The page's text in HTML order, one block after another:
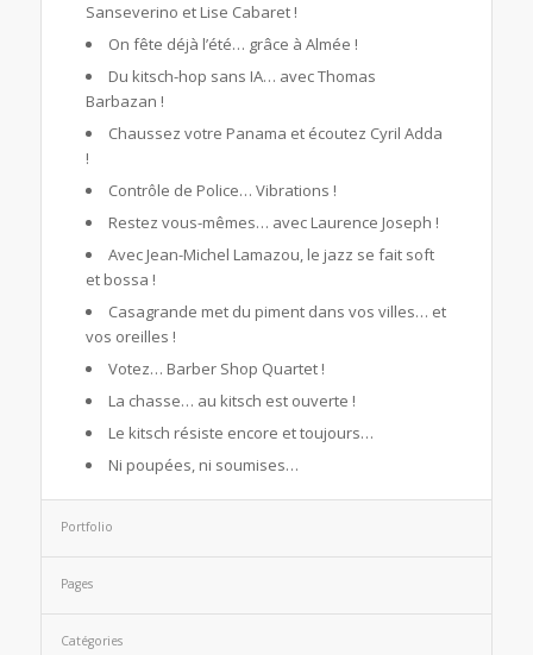
Sanseverino et Lise Cabaret !
On fête déjà l’été… grâce à Almée !
Du kitsch-hop sans IA… avec Thomas
Barbazan !
Chaussez votre Panama et écoutez Cyril Adda
!
Contrôle de Police… Vibrations !
Restez vous-mêmes… avec Laurence Joseph !
Avec Jean-Michel Lamazou, le jazz se fait soft
et bossa !
Casagrande met du piment dans vos villes… et
vos oreilles !
Votez… Barber Shop Quartet !
La chasse… au kitsch est ouverte !
Le kitsch résiste encore et toujours…
Ni poupées, ni soumises…
Portfolio
Pages
Catégories